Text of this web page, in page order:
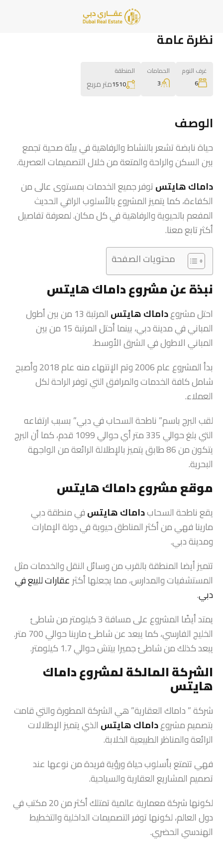
نظرة عامة
غرف النوم
6
الحمامات
3
المنطقة
1510متر مربع
الوصف
حياة نابضة تشعر بالنشاط والرفاهية في بيئة صحية تجمع
بين السكن والراحة والمتعة من خلال التصميمات العصرية.
داماك هايتستوفر جميع الخدمات بمستوى عالى من
الكفاءة، كما يتميز المشروع بالأسلوب الراقي الحديث
المفعم بالحيوية والرفاهية في كل مكان. لمعرفة تفاصيل
أكثر تابع معنا.
محتويات الصفحة
نبذة عن مشروع داماكهايتس
احتل مشروعداماك هايتس
المرتبة 13 من بين أطول
المباني في مدينة دبي، بينما أحتل المرتبة 15 من بين
المباني الاطول في الشرق الأوسط.
بدأ المشروع عام 2006 وتم الإنتهاء منه عام 2018 وأصبح
شامل كافة الخدمات والمرافق التي توفر الراحة لكل
العملاء.
لقب البرج باسم” ناطحة السحاب في دبي” بسبب ارتفاعه
التي بلغ حوالي 335 متر أي حوالي 1099 قدم، كما أن البرج
يتكون من 86 طابق يتميز بالإطلالة الرائعة من الواجهة
البحرية.
موقع مشروع داماك هايتس
يقع ناطحة السحابداماك هايتسفي منطقة دبي
مارينا فهي من أكثر المناطق حيوية في دولة الإمارات
ومدينة دبي.
تتميز أيضا المنطقة بالقرب من وسائل النقل والخدمات مثل
المستشفيات والمدارس، مما يجعلها أكثر عقارات للبيع في
دبي.
يمتد أيضًا المشروع على مسافة 3 كيلومتر من شاطئ
الخليج الفارسي، كما يبعد عن شاطئ مارينا حوالي 700 متر.
يبعد كذلك من شاطئ جميرا بيتش حوالي 1.7 كيلومتر.
الشركة المالكة لمشروع داماك
هايتس
شركة ” داماك العقارية” هي الشركة المطورة والتي قامت
بتصميم مشروعداماك هايتس الذي يتميز الإطلالات
الرائعة والمناظر الطبيعية الخلابة.
فهي تتمتع بأسلوب حياة ورؤية فريدة من نوعها عند
تصميم المشاريع العقارية والسياحية.
لكونها شركة معمارية عالمية تمتلك أكثر من 20 مكتب في
دول العالم، لكونها توفر التصميمات الداخلية والتخطيط
الهندسي الحضري.